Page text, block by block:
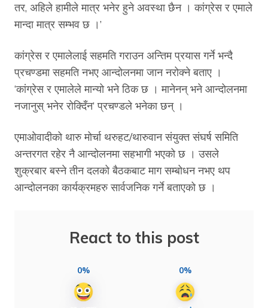
तर, अहिले हामीले मात्र भनेर हुने अवस्था छैन । कांग्रेस र एमाले
मान्दा मात्र सम्भव छ ।’
कांग्रेस र एमालेलाई सहमति गराउन अन्तिम प्रयास गर्ने भन्दै
प्रचण्डमा सहमति नभए आन्दोलनमा जान नरोक्ने बताए ।
‘कांग्रेस र एमालेले मान्यो भने ठिक छ । मानेनन् भने आन्दोलनमा
नजानुस् भनेर रोक्दिँन’ प्रचण्डले भनेका छन् ।
एमाओवादीको थारु मोर्चा थरुहट/थारुवान संयुक्त संघर्ष समिति
अन्तरगत रहेर नै आन्दोलनमा सहभागी भएको छ । उसले
शुक्रबार बस्ने तीन दलको बैठकबाट माग सम्बोधन नभए थप
आन्दोलनका कार्यक्रमहरु सार्वजनिक गर्ने बताएको छ ।
React to this post
0% 0%